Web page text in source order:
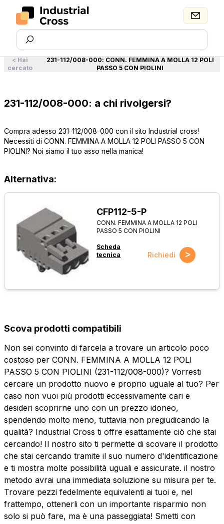
< Hai
cercato
231-112/008-000: CONN. FEMMINA A MOLLA 12 POLI
PASSO 5 CON PIOLINI
231-112/008-000: a chi rivolgersi?
Compra adesso 231-112/008-000 con il sito Industrial cross!
Necessiti di CONN. FEMMINA A MOLLA 12 POLI PASSO 5 CON
PIOLINI? Noi siamo il tuo asso nella manica!
Alternativa:
CFP112-5-P
CONN. FEMMINA A MOLLA 12 POLI
PASSO 5 CON PIOLINI
Scheda
tecnica
Richiedi >
Scova prodotti compatibili
Non sei convinto di farcela a trovare un articolo poco
costoso per CONN. FEMMINA A MOLLA 12 POLI
PASSO 5 CON PIOLINI (231-112/008-000)? Vorresti
cercare un prodotto nuovo e proprio uguale al tuo? Per
caso non vuoi più prodotti eccessivamente cari e
desideri scoprirne uno con un prezzo idoneo,
spendendo molto meno, tuttavia non pregiudicando la
qualità? Industrial Cross ti offre esattamente ciò che stai
cercando! Il nostro sito ti permette di scovare il prodotto
che stai cercando tramite il suo numero d'identificazione
e ti mostra molte possibilità uguali e assicurate. il nostro
metodo avrai una immediata soluzione su misura per te.
Trovare pezzi fedelmente equivalenti ai tuoi e, nel
frattempo, ottenerli con un importante risparmio non
solo si può fare, ma è una passeggiata! Smetti con